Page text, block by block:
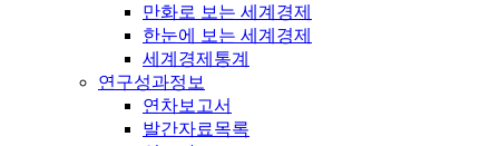
만화로 보는 세계경제
한눈에 보는 세계경제
세계경제통계
연구성과정보
연차보고서
발간자료목록